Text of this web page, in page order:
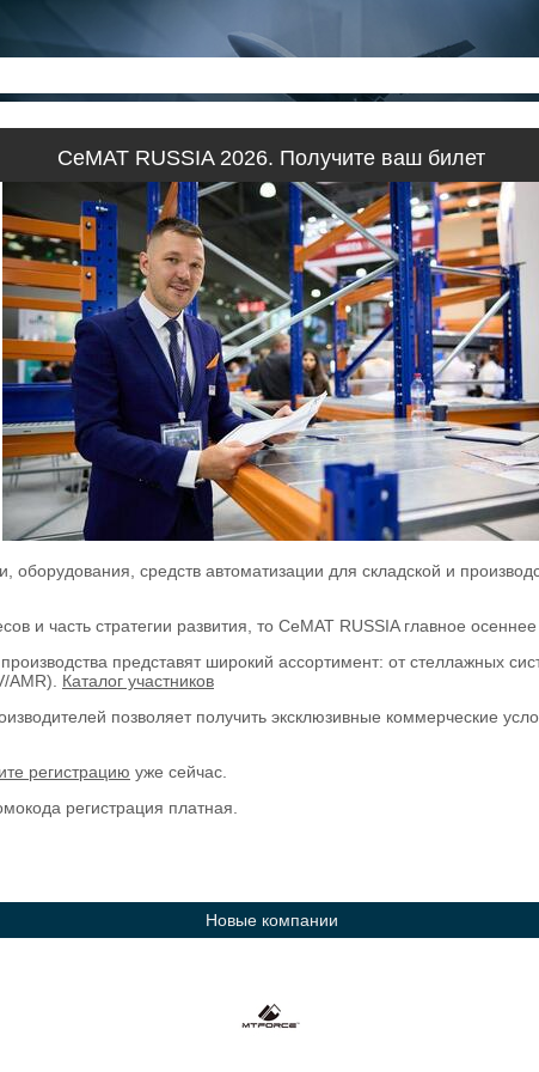
CeMAT RUSSIA 2026. Получите ваш билет
оборудования, средств автоматизации для складской и
и часть стратегии развития, то CeMAT RUSSIA главное
представят широкий ассортимент: от стеллажных
AMR). Каталог участников
позволяет получить эксклюзивные коммерческие
регистрацию уже сейчас.
регистрация платная.
Новые компании